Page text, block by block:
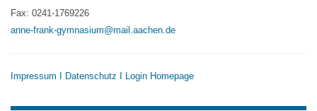
Fax: 0241-1769226
anne-frank-gymnasium@mail.aachen.de
Impressum Datenschutz Login Homepage